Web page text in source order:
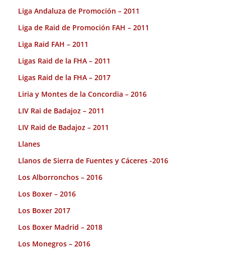
Liga Andaluza de Promoción – 2011
Liga de Raid de Promoción FAH – 2011
Liga Raid FAH – 2011
Ligas Raid de la FHA – 2011
Ligas Raid de la FHA – 2017
Liria y Montes de la Concordia – 2016
LIV Rai de Badajoz – 2011
LIV Raid de Badajoz – 2011
Llanes
Llanos de Sierra de Fuentes y Cáceres -2016
Los Alborronchos – 2016
Los Boxer – 2016
Los Boxer 2017
Los Boxer Madrid – 2018
Los Monegros – 2016